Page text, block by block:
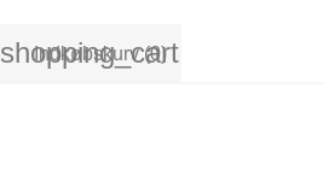
shopping_cart
Indkøbskurv (0)